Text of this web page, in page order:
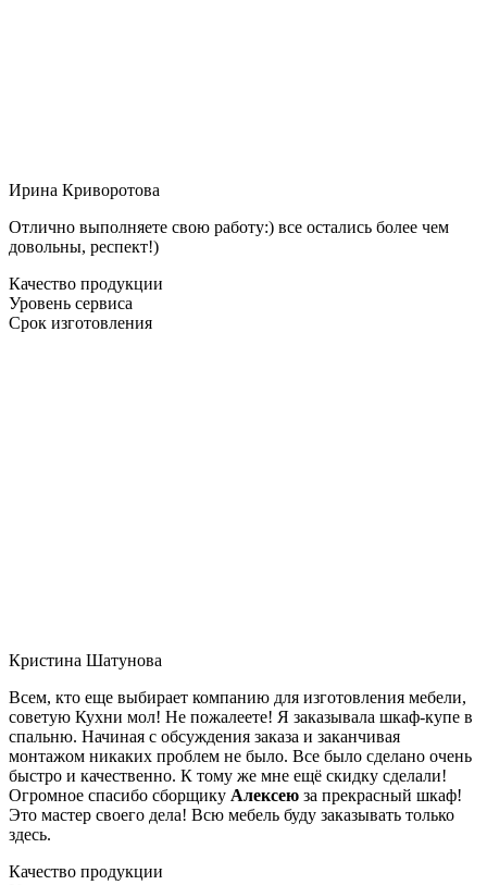
Ирина Криворотова
Отлично выполняете свою работу:) все остались более чем
довольны, респект!)
Качество продукции
Уровень сервиса
Срок изготовления
Кристина Шатунова
Всем, кто еще выбирает компанию для изготовления мебели,
советую Кухни мол! Не пожалеете! Я заказывала шкаф-купе в
спальню. Начиная с обсуждения заказа и заканчивая
монтажом никаких проблем не было. Все было сделано очень
быстро и качественно. К тому же мне ещё скидку сделали!
Огромное спасибо сборщику Алексею за прекрасный шкаф!
Это мастер своего дела! Всю мебель буду заказывать только
здесь.
Качество продукции